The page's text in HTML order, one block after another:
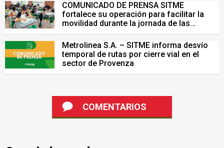
COMUNICADO DE PRENSA SITME
fortalece su operación para facilitar la
movilidad durante la jornada de las
Pruebas Saber del 26 de julio
Metrolinea S.A. – SITME informa desvío
temporal de rutas por cierre vial en el
sector de Provenza
COMENTARIOS